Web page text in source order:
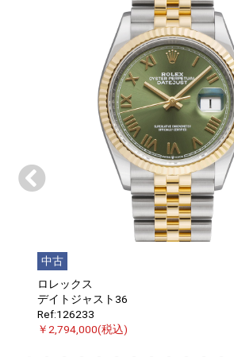
中古
ロレックス
デイトジャスト36
Ref:126233
￥2,794,000(税込)